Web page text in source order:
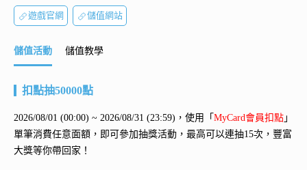
遊戲官網 儲值網站
儲值活動 儲值教學
扣點抽50000點
2026/08/01 (00:00) ~ 2026/08/31 (23:59)，使用「 MyCard會員扣點 」
單筆消費任意面額，即可參加抽獎活動，最高可以連抽15次，豐富
大獎等你帶回家！